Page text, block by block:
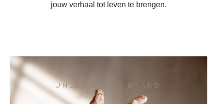
jouw verhaal tot leven te brengen.
UNLOCK YOUR BRAND
ESSENCE